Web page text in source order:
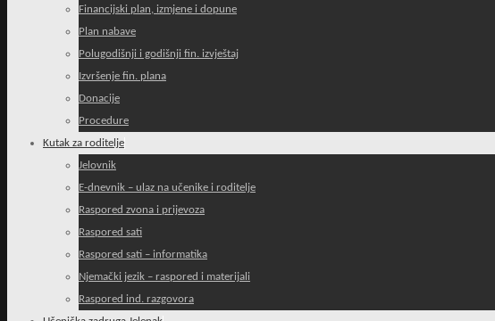
Financijski plan, izmjene i dopune
Plan nabave
Polugodišnji i godišnji fin. izvještaj
Izvršenje fin. plana
Donacije
Procedure
Kutak za roditelje
Jelovnik
E-dnevnik – ulaz na učenike i roditelje
Raspored zvona i prijevoza
Raspored sati
Raspored sati – informatika
Njemački jezik – raspored i materijali
Raspored ind. razgovora